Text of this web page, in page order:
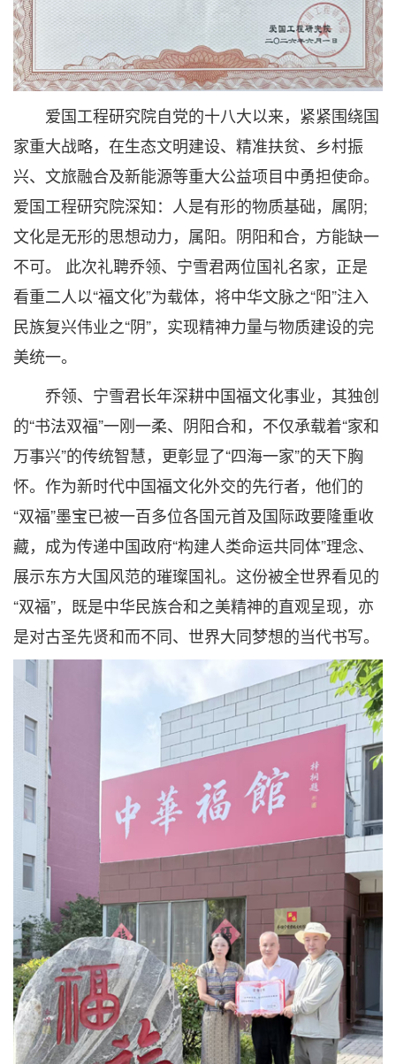
爱国工程研究院自党的十八大以来，紧紧围绕国
家重大战略，在生态文明建设、精准扶贫、乡村振
兴、文旅融合及新能源等重大公益项目中勇担使命。
爱国工程研究院深知：人是有形的物质基础，属阴;
文化是无形的思想动力，属阳。阴阳和合，方能缺一
不可。 此次礼聘乔领、宁雪君两位国礼名家，正是
看重二人以“福文化”为载体，将中华文脉之“阳”注入
民族复兴伟业之“阴”，实现精神力量与物质建设的完
美统一。
乔领、宁雪君长年深耕中国福文化事业，其独创
的“书法双福”一刚一柔、阴阳合和，不仅承载着“家和
万事兴”的传统智慧，更彰显了“四海一家”的天下胸
怀。作为新时代中国福文化外交的先行者，他们的
“双福”墨宝已被一百多位各国元首及国际政要隆重收
藏，成为传递中国政府“构建人类命运共同体”理念、
展示东方大国风范的璀璨国礼。这份被全世界看见的
“双福”，既是中华民族合和之美精神的直观呈现，亦
是对古圣先贤和而不同、世界大同梦想的当代书写。